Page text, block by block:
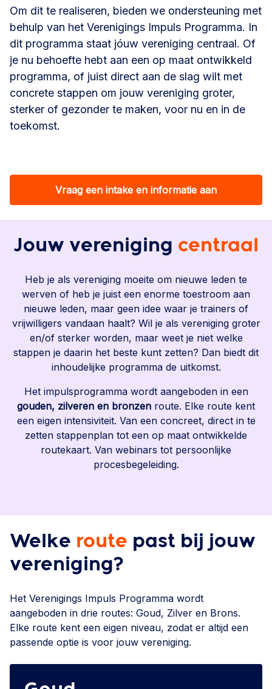
Om dit te realiseren, bieden we ondersteuning met
behulp van het Verenigings Impuls Programma. In
dit programma staat jóuw vereniging centraal. Of
je nu behoefte hebt aan een op maat ontwikkeld
programma, of juist direct aan de slag wilt met
concrete stappen om jouw vereniging groter,
sterker of gezonder te maken, voor nu en in de
toekomst.
Vraag een intake en informatie aan
Jouw vereniging centraal
Heb je als vereniging moeite om nieuwe leden te
werven of heb je juist een enorme toestroom aan
nieuwe leden, maar geen idee waar je trainers of
vrijwilligers vandaan haalt? Wil je als vereniging groter
en/of sterker worden, maar weet je niet welke
stappen je daarin het beste kunt zetten? Dan biedt dit
inhoudelijke programma de uitkomst.
Het impulsprogramma wordt aangeboden in een
gouden, zilveren en bronzen route. Elke route kent
een eigen intensiviteit. Van een concreet, direct in te
zetten stappenplan tot een op maat ontwikkelde
routekaart. Van webinars tot persoonlijke
procesbegeleiding.
Welke route past bij jouw
vereniging?
Het Verenigings Impuls Programma wordt
aangeboden in drie routes: Goud, Zilver en Brons.
Elke route kent een eigen niveau, zodat er altijd een
passende optie is voor jouw vereniging.